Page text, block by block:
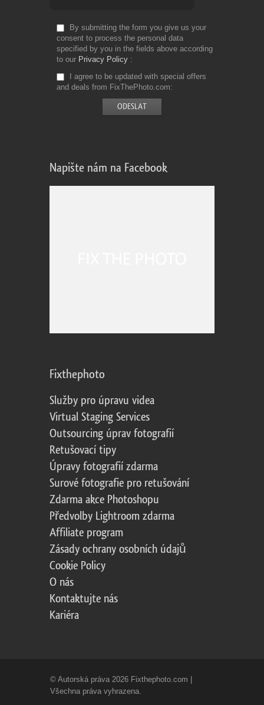
By submitting the form you give us your
consent to process the personal data
specified by you in the fields above according
to our Privacy Policy
I agree to be updated with special offers
and deals from FixThePhoto.com
Napište nám na Facebook
Fixthephoto
Služby pro úpravu videa
Virtual Staging Services
Outsourcing úprav fotografií
Retušovací tipy
Úpravy fotografií zdarma
Surové fotografie pro retušování
Zdarma akce Photoshopu
Předvolby Lightroom zdarma
Affiliate program
Zásady ochrany osobních údajů
Cookie Policy
O nás
Kontaktujte nás
Kariéra
© Autorská práva 2026 Fixthephoto.com |
Všechna práva vyhrazena.